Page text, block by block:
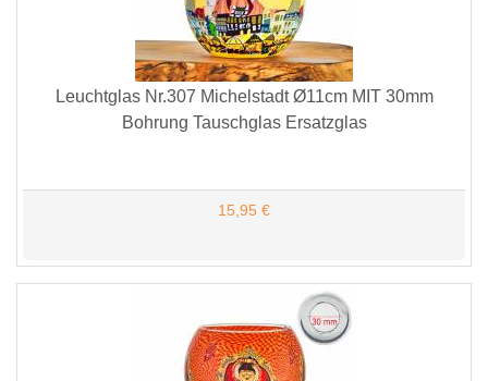
Leuchtglas Nr.307 Michelstadt Ø11cm MIT 30mm
Bohrung Tauschglas Ersatzglas
15,95 €